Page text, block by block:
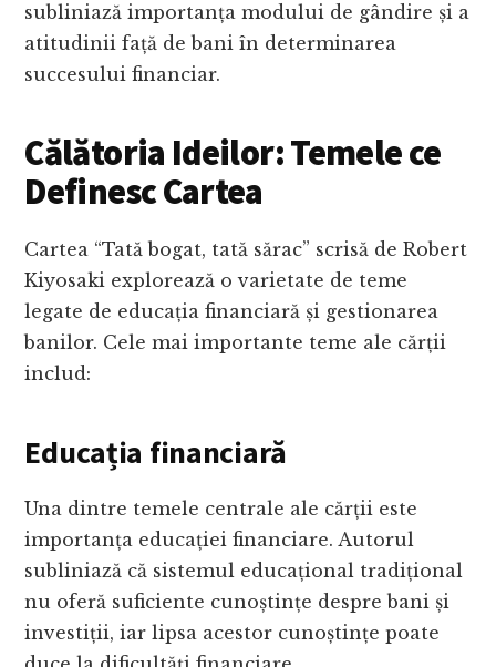
subliniază importanța modului de gândire și a
atitudinii față de bani în determinarea
succesului financiar.
Călătoria Ideilor: Temele ce
Definesc Cartea
Cartea “Tată bogat, tată sărac” scrisă de Robert
Kiyosaki explorează o varietate de teme
legate de educația financiară și gestionarea
banilor. Cele mai importante teme ale cărții
includ:
Educația financiară
Una dintre temele centrale ale cărții este
importanța educației financiare. Autorul
subliniază că sistemul educațional tradițional
nu oferă suficiente cunoștințe despre bani și
investiții, iar lipsa acestor cunoștințe poate